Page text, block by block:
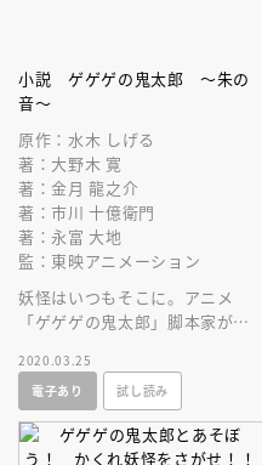
小説 ゲゲゲの鬼太郎 ～朱の
音～
原作：水木 しげる
著：大野木 寛
著：金月 龍之介
著：市川 十億衛門
著：永富 大地
監：東映アニメーション
妖怪はいつもそこに。アニメ
「ゲゲゲの鬼太郎」脚本家がつ
ル第二短編集、出来。
2020.03.25
電子あり
試し読み